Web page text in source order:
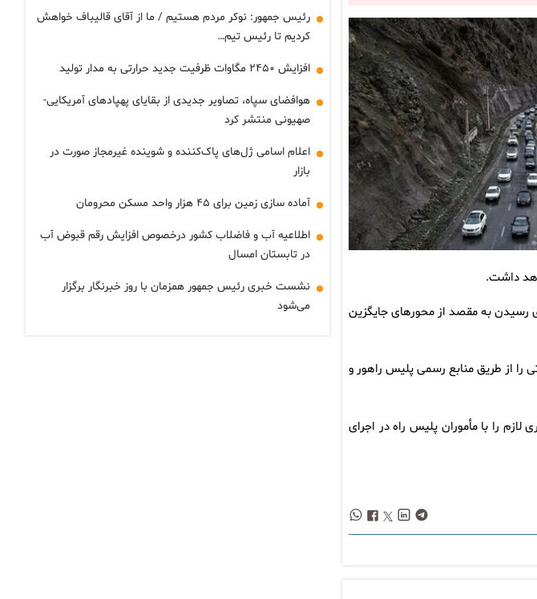
داشت.
رسیدن به مقصد از محورهای جایگزین
را از طریق منابع رسمی پلیس راهور و
را با مأموران پلیس راه در اجرای
رئیس جمهور: نوکر مردم هستیم / ما از آقای قالیباف خواهش
کردیم تا رئیس تیم…
افزایش ۲۴۵۰ مگاوات ظرفیت جدید حرارتی به مدار تولید
هوافضای سپاه، تصاویر جدیدی از بقایای پهپادهای آمریکایی-
صهیونی منتشر کرد
اعلام اسامی ژل‌های پاک‌کننده و شوینده غیرمجاز صورت در
بازار
آماده سازی زمین برای ۴۵ هزار واحد مسکن محرومان
اطلاعیه آب و فاضلاب کشور درخصوص افزایش رقم قبوض آب
در تابستان امسال
نشست خبری رئیس جمهور همزمان با روز خبرنگار برگزار
می‌شود